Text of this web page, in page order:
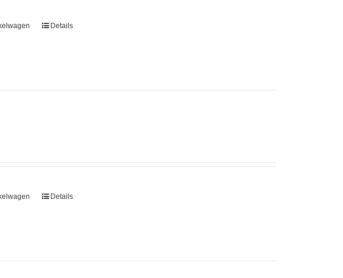
Details
Details